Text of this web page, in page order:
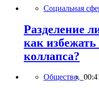
Социальная
Разделение
как избежать
коллапса?
Общество,